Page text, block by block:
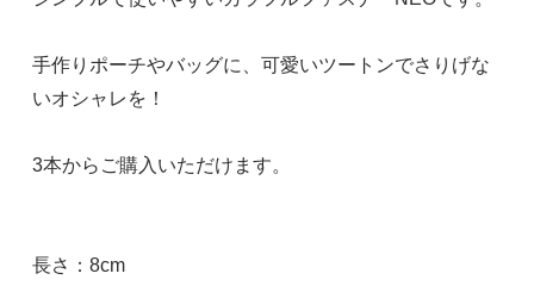
手作りポーチやバッグに、可愛いツートンでさりげな
いオシャレを！
3本からご購入いただけます。
長さ：8cm